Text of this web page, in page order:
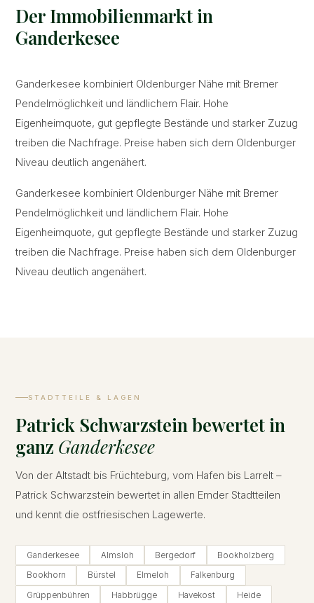
Der Immobilienmarkt in
Ganderkesee
Ganderkesee kombiniert Oldenburger Nähe mit Bremer
Pendelmöglichkeit und ländlichem Flair. Hohe
Eigenheimquote, gut gepflegte Bestände und starker Zuzug
treiben die Nachfrage. Preise haben sich dem Oldenburger
Niveau deutlich angenähert.
Ganderkesee kombiniert Oldenburger Nähe mit Bremer
Pendelmöglichkeit und ländlichem Flair. Hohe
Eigenheimquote, gut gepflegte Bestände und starker Zuzug
treiben die Nachfrage. Preise haben sich dem Oldenburger
Niveau deutlich angenähert.
STADTTEILE & LAGEN
Patrick Schwarzstein bewertet in
ganz Ganderkesee
Von der Altstadt bis Früchteburg, vom Hafen bis Larrelt –
Patrick Schwarzstein bewertet in allen Emder Stadtteilen
und kennt die ostfriesischen Lagewerte.
Ganderkesee Almsloh Bergedorf Bookholzberg
Bookhorn Bürstel Elmeloh Falkenburg
Grüppenbühren Habbrügge Havekost Heide